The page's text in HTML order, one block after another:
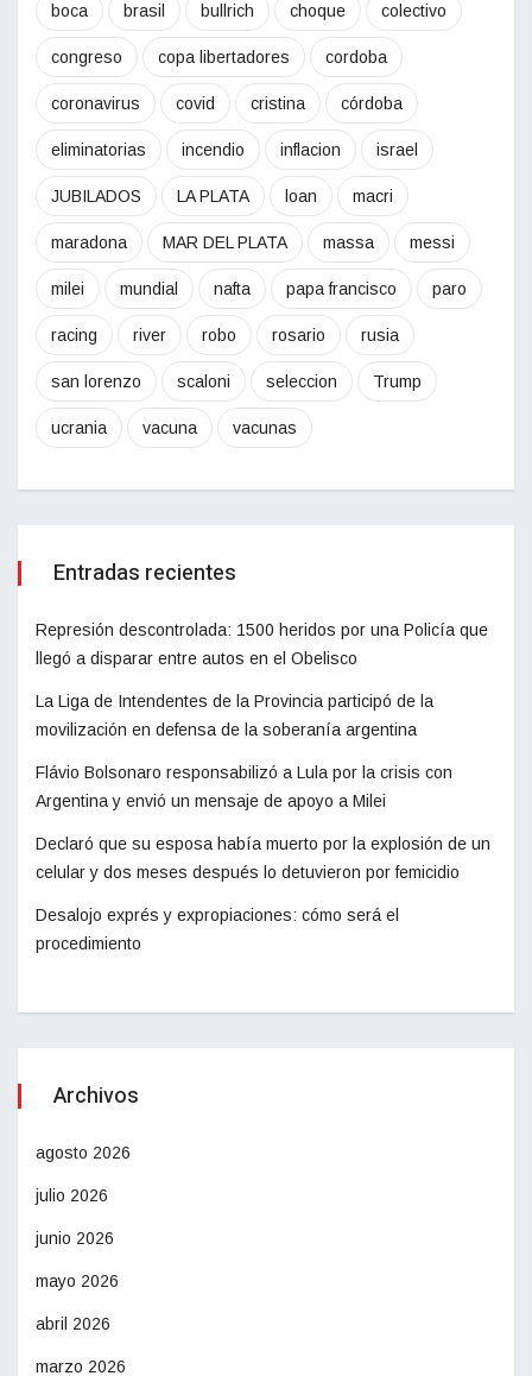
boca brasil bullrich choque colectivo
congreso copa libertadores cordoba
coronavirus covid cristina córdoba
eliminatorias incendio inflacion israel
JUBILADOS LA PLATA loan macri
maradona MAR DEL PLATA massa messi
milei mundial nafta papa francisco paro
racing river robo rosario rusia
san lorenzo scaloni seleccion Trump
ucrania vacuna vacunas
Entradas recientes
Represión descontrolada: 1500 heridos por una Policía que
llegó a disparar entre autos en el Obelisco
La Liga de Intendentes de la Provincia participó de la
movilización en defensa de la soberanía argentina
Flávio Bolsonaro responsabilizó a Lula por la crisis con
Argentina y envió un mensaje de apoyo a Milei
Declaró que su esposa había muerto por la explosión de un
celular y dos meses después lo detuvieron por femicidio
Desalojo exprés y expropiaciones: cómo será el
procedimiento
Archivos
agosto 2026
julio 2026
junio 2026
mayo 2026
abril 2026
marzo 2026